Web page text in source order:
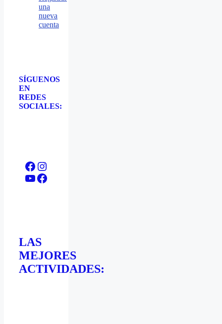
una
nueva
cuenta
SÍGUENOS
EN
REDES
SOCIALES:
Facebook
Instagram
YouTube
Facebook
LAS
MEJORES
ACTIVIDADES: